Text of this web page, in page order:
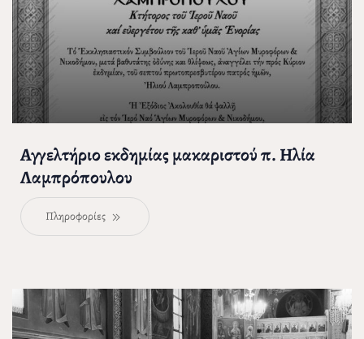
Αγγελτήριο εκδημίας μακαριστού π. Ηλία
Λαμπρόπουλου
Πληροφορίες